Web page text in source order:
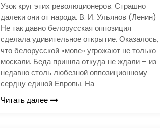
Узок круг этих революционеров. Страшно
далеки они от народа. В. И. Ульянов (Ленин)
Не так давно белорусская оппозиция
сделала удивительное открытие. Оказалось,
что белорусской «мове» угрожают не только
москали. Беда пришла откуда не ждали – из
недавно столь любезной оппозиционному
сердцу единой Европы. На
Читать далее